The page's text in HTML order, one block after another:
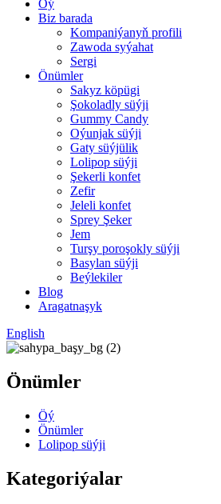
Öý
Biz barada
Kompaniýanyň profili
Zawoda syýahat
Sergi
Önümler
Sakyz köpügi
Şokoladly süýji
Gummy Candy
Oýunjak süýji
Gaty süýjülik
Lolipop süýji
Şekerli konfet
Zefir
Jeleli konfet
Sprey Şeker
Jem
Turşy poroşokly süýji
Basylan süýji
Beýlekiler
Blog
Aragatnaşyk
English
Önümler
Öý
Önümler
Lolipop süýji
Kategoriýalar